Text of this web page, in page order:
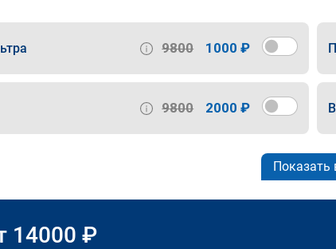
9800 1000 ₽
9800 2000 ₽
Показать
14000 ₽